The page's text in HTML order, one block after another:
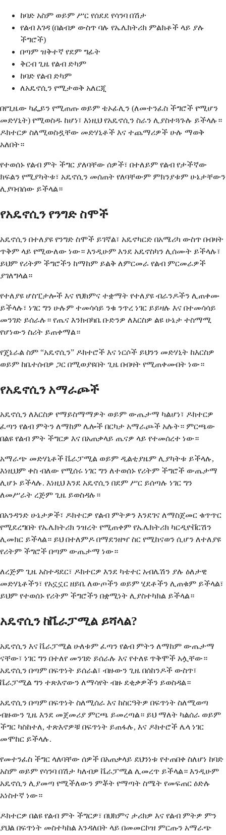
ከባድ አስም ወይም ሥር የሰደደ የሳንባ በሽታ
የልብ እገዳ (በልብዎ ውስጥ ባሉ የኤሌክትሪክ ምልክቶች ላይ ያሉ
ችግሮች)
በጣም ዝቅተኛ የደም ግፊት
ቅርብ ጊዜ የልብ ድካም
ከባድ የልብ ድካም
ለአዴኖሲን የሚታወቅ አለርጂ
በየጊዜው ካፌይን የሚጠጡ ወይም ቴኦፊሊን (ለመተንፈስ ችግሮች የሚሆን
መድሃኒት) የሚወስዱ ከሆነ፣ እነዚህ የአዴኖሲን ስራን ሊያስተጓጉሉ ይችላሉ።
ዶክተርዎ ስለሚወስዷቸው መድሃኒቶች እና ተጨማሪዎች ሁሉ ማወቅ
አለበት።
የተወሰኑ የልብ ምት ችግር ያለባቸው ሰዎች፣ በተለይም የልብ የታችኛው
ክፍልን የሚያካትቱ፣ አዴኖሲን መሰጠት የለባቸውም ምክንያቱም ሁኔታቸውን
ሊያባብሰው ይችላል።
የአዴኖሲን የንግድ ስሞች
አዴኖሲን በተለያዩ የንግድ ስሞች ይገኛል፣ አዴኖካርድ በአሜሪካ ውስጥ በብዛት
ጥቅም ላይ የሚውለው ነው። እንዲሁም እንደ አዴኖስካን ሊሰሙት ይችላሉ፣
ይህም የሪትም ችግሮችን ከማከም ይልቅ ለምርመራ የልብ ምርመራዎች
ያገለግላል።
የተለያዩ ሆስፒታሎች እና የህክምና ተቋማት የተለያዩ ብራንዶችን ሊጠቀሙ
ይችላሉ፣ ነገር ግን ሁሉም ተመሳሳይ ንቁ ንጥረ ነገር ይይዛሉ እና በተመሳሳይ
መንገድ ይሰራሉ። የጤና እንክብካቤ ቡድንዎ ለእርስዎ ልዩ ሁኔታ ተስማሚ
የሆነውን ስሪት ይጠቀማል።
የጄኔራል ስም “አዴኖሲን” ዶክተሮች እና ነርሶች ይህንን መድሃኒት ከእርስዎ
ወይም ከቤተሰብዎ ጋር በሚወያዩበት ጊዜ በብዛት የሚጠቀሙበት ነው።
የአዴኖሲን አማራጮች
አዴኖሲን ለእርስዎ የማይስማማዎት ወይም ውጤታማ ካልሆነ፣ ዶክተርዎ
ፈጣን የልብ ምትን ለማከም ሌሎች በርካታ አማራጮች አሉት። ምርጫው
በልዩ የልብ ምት ችግርዎ እና በአጠቃላይ ጤናዎ ላይ የተመሰረተ ነው።
አማራጭ መድሃኒቶች ቬራፓሚል ወይም ዲልቲያዜም ሊያካትቱ ይችላሉ,
እነዚህም ቀስ ብለው የሚሰሩ ነገር ግን ለተወሰኑ የሪትም ችግሮች ውጤታማ
ሊሆኑ ይችላሉ. እነዚህ እንደ አዴኖሲን በደም ሥር ይሰጣሉ ነገር ግን
ለመሥራት ረጅም ጊዜ ይወስዳሉ።
በአንዳንድ ሁኔታዎች፣ ዶክተርዎ የልብ ምትዎን እንደገና ለማስጀመር ቁጥጥር
የሚደረግበት የኤሌክትሪክ ንዝረት የሚጠቀም የኤሌክትሪክ ካርዲዮቨርሽን
ሊመክር ይችላል። ይህ በተለምዶ በማደንዘዣ ስር የሚከናወን ሲሆን ለተለያዩ
የሪትም ችግሮች በጣም ውጤታማ ነው።
ለረጅም ጊዜ አስተዳደር፣ ዶክተርዎ እንደ ካቴተር አብሌሽን ያሉ ዕለታዊ
መድሃኒቶችን፣ የአኗኗር ዘይቤ ለውጦችን ወይም ሂደቶችን ሊጠቁም ይችላል፣
ይህም የተወሰኑ የሪትም ችግሮችን በቋሚነት ሊያስተካክል ይችላል።
አዴኖሲን ከቬራፓሚል ይሻላል?
አዴኖሲን እና ቬራፓሚል ሁለቱም ፈጣን የልብ ምትን ለማከም ውጤታማ
ናቸው፣ ነገር ግን በተለየ መንገድ ይሰራሉ ​​እና የተለዩ ጥቅሞች አሏቸው።
አዴኖሲን በጣም በፍጥነት ይሰራል፣ ብዙውን ጊዜ በሰከንዶች ውስጥ፣
ቬራፓሚል ግን ተጽእኖውን ለማሳየት ብዙ ደቂቃዎችን ይወስዳል።
አዴኖሲን በጣም በፍጥነት ስለሚሰራ እና ከስርዓትዎ በፍጥነት ስለሚወጣ
ብዙውን ጊዜ እንደ መጀመሪያ ምርጫ ይመረጣል። ይህ ማለት ካልሰራ ወይም
ችግር ካስከተለ, ተጽእኖዎቹ በፍጥነት ይጠፋሉ, እና ዶክተሮች ሌላ ነገር
መሞከር ይችላሉ.
የመተንፈስ ችግር ላለባቸው ሰዎች በአጠቃላይ ደህንነቱ የተጠበቀ ስለሆነ ከባድ
አስም ወይም የሳንባ በሽታ ካለብዎ ቬራፓሚል ሊመረጥ ይችላል። እንዲሁም
አዴኖሲን ሊያመጣ የሚችለውን ምቾት የማጣት ስሜት የመፍጠር ዕድሉ
አነስተኛ ነው።
ዶክተርዎ በልዩ የልብ ምት ችግርዎ፣ በህክምና ታሪክዎ እና የልብ ምትዎ ምን
ያህል በፍጥነት መስተካከል እንዳለበት ላይ በመመርኮዝ ምርጡን አማራጭ